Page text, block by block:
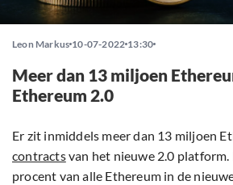
Leon Markus 10-07-2022 13:30
Meer dan 13 miljoen
Ethereum 2.0
Er zit inmiddels meer dan 13 miljoen
contractsvan het nieuwe 2.0 platform.
procent van alle Ethereum in de